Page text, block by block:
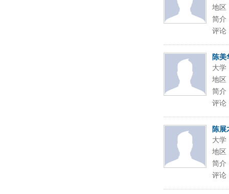
地区
简介
评论
陈美
大学
地区
简介
评论
陈展
大学
地区
简介
评论